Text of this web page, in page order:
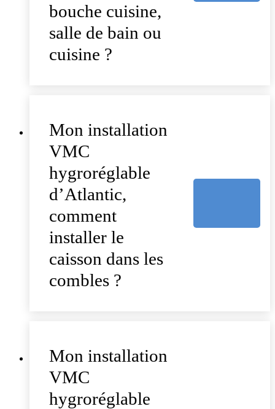
bouche cuisine,
salle de bain ou
cuisine ?
Mon installation
VMC
hygroréglable
d’Atlantic,
comment
installer le
caisson dans les
combles ?
Mon installation
VMC
hygroréglable